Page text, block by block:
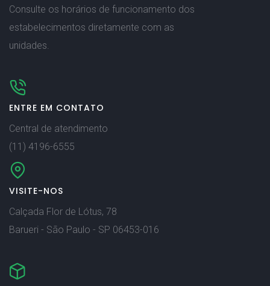
Consulte os horários de funcionamento dos
estabelecimentos diretamente com as
unidades.
ENTRE EM CONTATO
Central de atendimento
(11) 4196-6555
VISITE-NOS
Calçada Flor de Lótus, 78
Barueri - São Paulo - SP 06453-016